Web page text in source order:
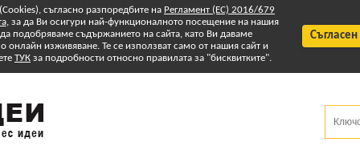
съгласно разпоредбите на Регламент (ЕС) 2016/679
, за да Ви осигури най-функционалното посещение на нашия
подобряваме съдържанието на сайта, като Ви даваме
изживяване. Те се използват само от нашия сайт и
ТУК за подробности относно правилата за "бисквитките".